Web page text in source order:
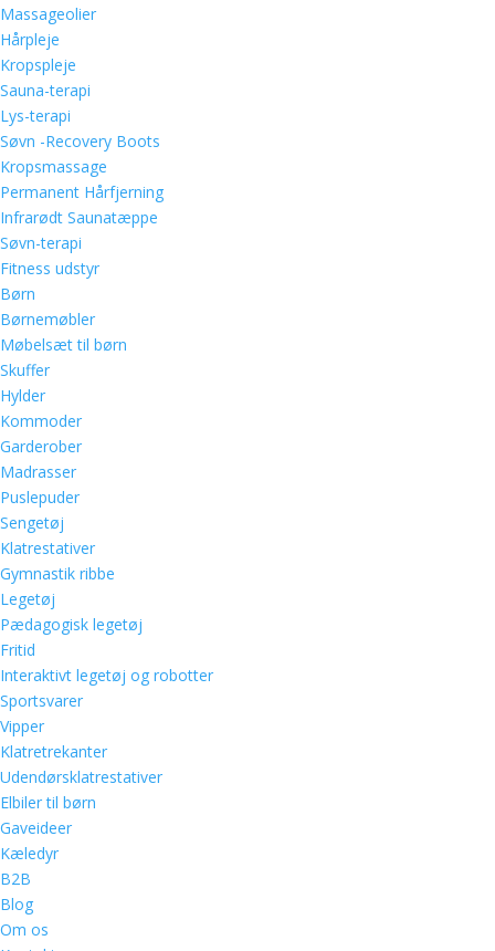
Massageolier
Hårpleje
Kropspleje
Sauna-terapi
Lys-terapi
Søvn -Recovery Boots
Kropsmassage
Permanent Hårfjerning
Infrarødt Saunatæppe
Søvn-terapi
Fitness udstyr
Børn
Børnemøbler
Møbelsæt til børn
Skuffer
Hylder
Kommoder
Garderober
Madrasser
Puslepuder
Sengetøj
Klatrestativer
Gymnastik ribbe
Legetøj
Pædagogisk legetøj
Fritid
Interaktivt legetøj og robotter
Sportsvarer
Vipper
Klatretrekanter
Udendørsklatrestativer
Elbiler til børn
Gaveideer
Kæledyr
B2B
Blog
Om os